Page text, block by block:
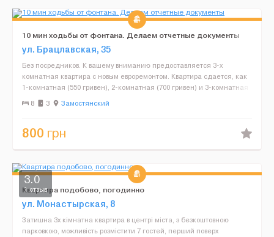
10 мин ходьбы от фонтана. Делаем отчетные документы
ул. Брацлавская, 35
Без посредников. К вашему вниманию предоставляется 3-х
комнатная квартира с новым евроремонтом. Квартира сдается, как
1-комнатная (550 гривен), 2-комнатная (700 гривен) и 3-комнатная
(800 гривен). Постоянно горячая вода (бой...
8 3 Замостянский
800 грн
3.0
1 отзыв
Квартира подобово, погодинно
ул. Монастырская, 8
Затишна 3х кімнатна квартира в центрі міста, з безкоштовною
парковкою, можливість розмістити 7 гостей, перший поверх